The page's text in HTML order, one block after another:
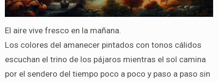
El aire vive fresco en la mañana.
Los colores del amanecer pintados con tonos cálidos
escuchan el trino de los pájaros mientras el sol camina
por el sendero del tiempo poco a poco y paso a paso sin